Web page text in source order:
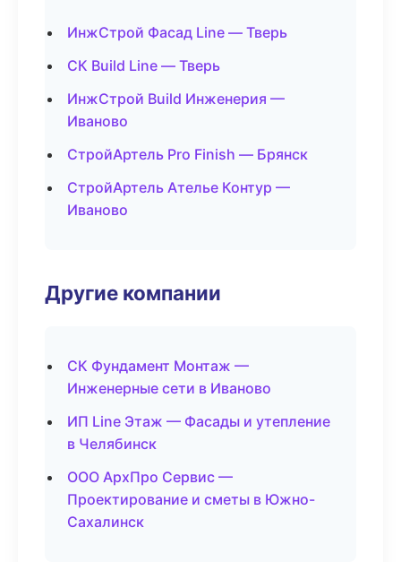
ИнжСтрой Фасад Line — Тверь
СК Build Line — Тверь
ИнжСтрой Build Инженерия —
Иваново
СтройАртель Pro Finish — Брянск
СтройАртель Ателье Контур —
Иваново
Другие компании
СК Фундамент Монтаж —
Инженерные сети в Иваново
ИП Line Этаж — Фасады и утепление
в Челябинск
ООО АрхПро Сервис —
Проектирование и сметы в Южно-
Сахалинск